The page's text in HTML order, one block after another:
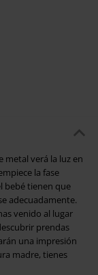
metal verá la luz en
la fase
bebé tienen que
adecuadamente.
venido al lugar
prendas
una impresión
madre, tienes